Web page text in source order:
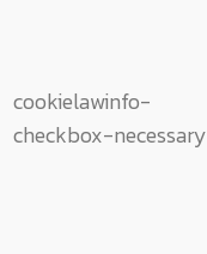
cookielawinfo-
checkbox-necessary